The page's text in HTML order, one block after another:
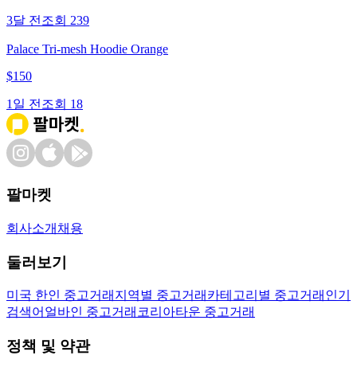
3달 전 조회 239
Palace Tri-mesh Hoodie Orange
$150
1일 전 조회 18
팔마켓
회사소개 채용
둘러보기
미국 한인 중고거래 지역별 중고거래 카테고리별 중고거래 인기
검색어 얼바인 중고거래 코리아타운 중고거래
정책 및 약관